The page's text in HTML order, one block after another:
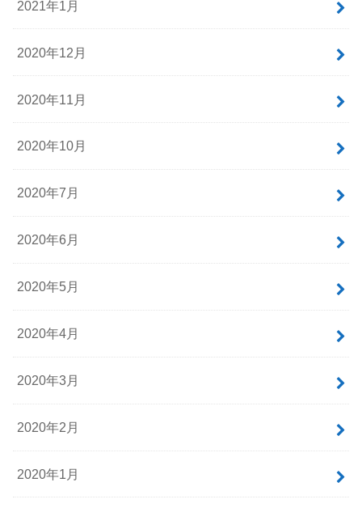
2021年1月
2020年12月
2020年11月
2020年10月
2020年7月
2020年6月
2020年5月
2020年4月
2020年3月
2020年2月
2020年1月